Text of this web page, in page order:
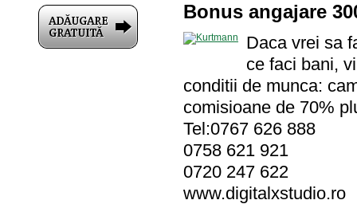
Bonus angajare
Daca vrei sa
ce faci bani,
conditii de munca:
comisioane de 70%
Tel:0767 626 888
0758 621 921
0720 247 622
www.digitalxstudio.ro